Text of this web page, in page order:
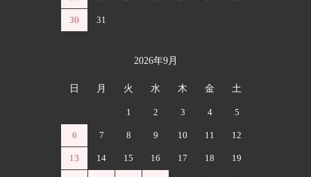
30 31
2026年9月
日 月 火 水 木 金 土
1 2 3 4 5
6 7 8 9 10 11 12
13 14 15 16 17 18 19